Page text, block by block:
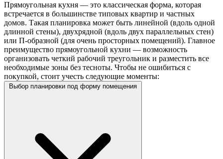
Прямоугольная кухня — это классическая форма, которая
встречается в большинстве типовых квартир и частных
домов. Такая планировка может быть линейной (вдоль одной
длинной стены), двухрядной (вдоль двух параллельных стен)
или П-образной (для очень просторных помещений). Главное
преимущество прямоугольной кухни — возможность
организовать четкий рабочий треугольник и разместить все
необходимые зоны без тесноты. Чтобы не ошибиться с
покупкой, стоит учесть следующие моменты:
Выбор планировки под форму помещения